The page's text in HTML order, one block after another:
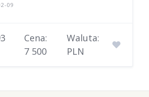
09
Cena:
7 500
Waluta:
PLN